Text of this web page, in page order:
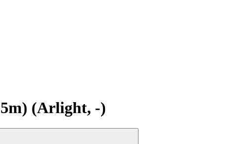
5m) (Arlight, -)